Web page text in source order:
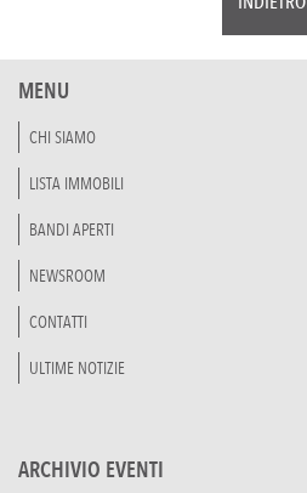
MENU
CHI SIAMO
LISTA IMMOBILI
BANDI APERTI
NEWSROOM
CONTATTI
ULTIME NOTIZIE
ARCHIVIO EVENTI